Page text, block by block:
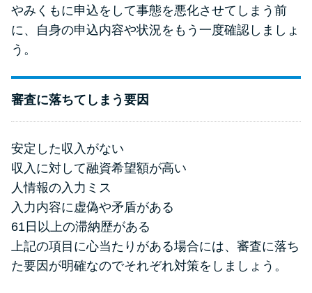
やみくもに申込をして事態を悪化させてしまう前
に、自身の申込内容や状況をもう一度確認しましょ
う。
審査に落ちてしまう要因
安定した収入がない
収入に対して融資希望額が高い
人情報の入力ミス
入力内容に虚偽や矛盾がある
61日以上の滞納歴がある
上記の項目に心当たりがある場合には、審査に落ち
た要因が明確なのでそれぞれ対策をしましょう。